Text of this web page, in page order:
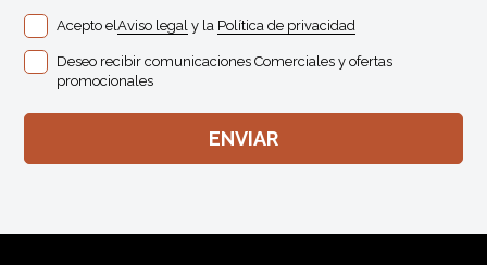
Acepto elAviso legal y la Política de privacidad
Deseo recibir comunicaciones Comerciales y ofertas
promocionales